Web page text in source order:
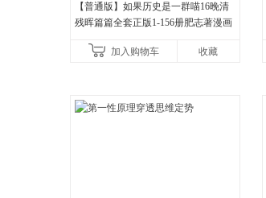
【普通版】如果历史是一群喵16晚清
残晖篇篇全套正版1-156册肥志著漫画
儿童西游喵知识
加入购物车 收藏